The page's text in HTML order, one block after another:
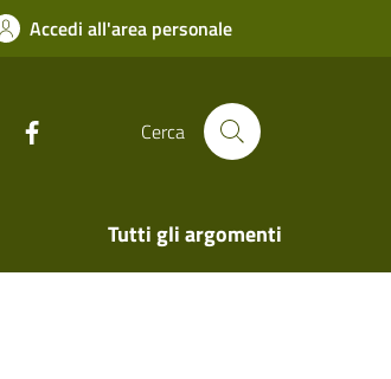
Accedi all'area personale
Cerca
Tutti gli argomenti